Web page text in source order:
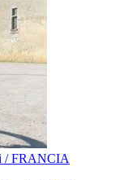
/ FRANCIA